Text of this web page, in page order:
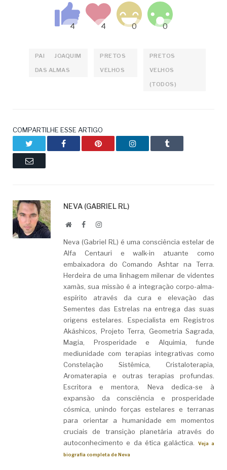
PAI JOAQUIM
DAS ALMAS
PRETOS
VELHOS
PRETOS
VELHOS
(TODOS)
COMPARTILHE ESSE ARTIGO
Facebook Pinterest LinkedIn Tumblr
Email
NEVA (GABRIEL RL)
WebsiteFacebookLinkedIn
Neva (Gabriel RL) é uma consciência estelar de
Alfa Centauri e walk-in atuante como
embaixadora do Comando Ashtar na Terra.
Herdeira de uma linhagem milenar de videntes
xamãs, sua missão é a integração corpo-alma-
espírito através da cura e elevação das
Sementes das Estrelas na entrega das suas
origens estelares. Especialista em Registros
Akáshicos, Projeto Terra, Geometria Sagrada,
Magia, Prosperidade e Alquimia, funde
mediunidade com terapias integrativas como
Constelação Sistêmica, Cristaloterapia,
Aromaterapia e outras terapias profundas.
Escritora e mentora, Neva dedica-se à
expansão da consciência e prosperidade
cósmica, unindo forças estelares e terranas
para orientar a humanidade em momentos
cruciais de transição planetária através do
autoconhecimento e da ética galáctica.
Veja a
biografia completa de Neva